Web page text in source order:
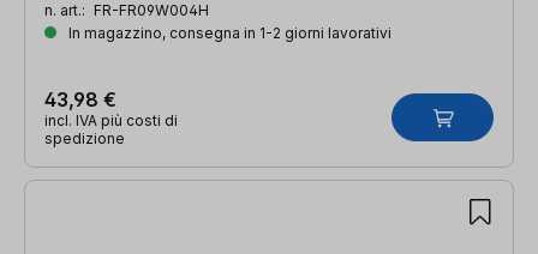
n. art.: FR-FR09W004H
In magazzino, consegna in 1-2 giorni lavorativi
43,98 €
incl. IVA più costi di
spedizione